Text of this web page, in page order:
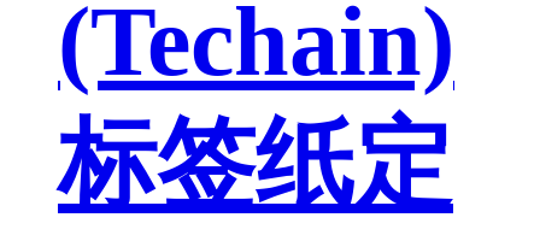
(Techain)
标签纸定